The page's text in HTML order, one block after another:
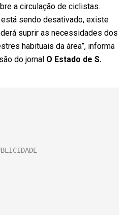
a circulação de ciclistas.
sendo desativado, existe
suprir as necessidades dos
habituais da área”, informa
do jornal O Estado de S.